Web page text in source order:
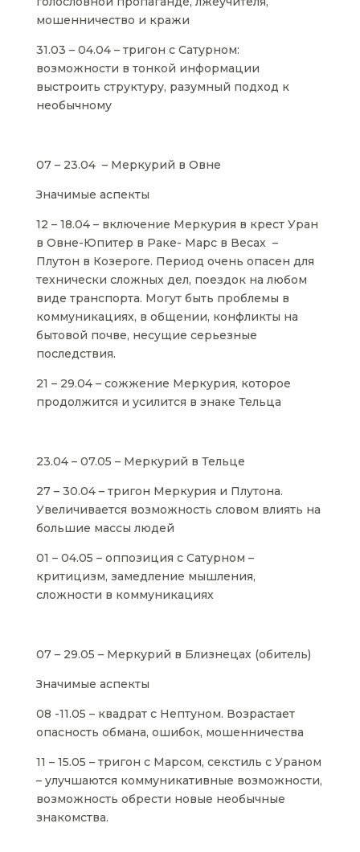
мошенничество и кражи
31.03 – 04.04 – тригон с Сатурном:
возможности в тонкой информации
выстроить структуру, разумный подход к
необычному
07 – 23.04 – Меркурий в Овне
Значимые аспекты
12 – 18.04 – включение Меркурия в крест Уран
в Овне-Юпитер в Раке- Марс в Весах –
Плутон в Козероге. Период очень опасен для
технически сложных дел, поездок на любом
виде транспорта. Могут быть проблемы в
коммуникациях, в общении, конфликты на
бытовой почве, несущие серьезные
последствия.
21 – 29.04 – сожжение Меркурия, которое
продолжится и усилится в знаке Тельца
23.04 – 07.05 – Меркурий в Тельце
27 – 30.04 – тригон Меркурия и Плутона.
Увеличивается возможность словом влиять на
большие массы людей
01 – 04.05 – оппозиция с Сатурном –
критицизм, замедление мышления,
сложности в коммуникациях
07 – 29.05 – Меркурий в Близнецах (обитель)
Значимые аспекты
08 -11.05 – квадрат с Нептуном. Возрастает
опасность обмана, ошибок, мошенничества
11 – 15.05 – тригон с Марсом, секстиль с Ураном
– улучшаются коммуникативные возможности,
возможность обрести новые необычные
знакомства.